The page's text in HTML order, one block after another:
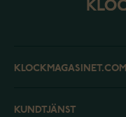
KLOCKMAGASINET.COM
KUNDTJÄNST